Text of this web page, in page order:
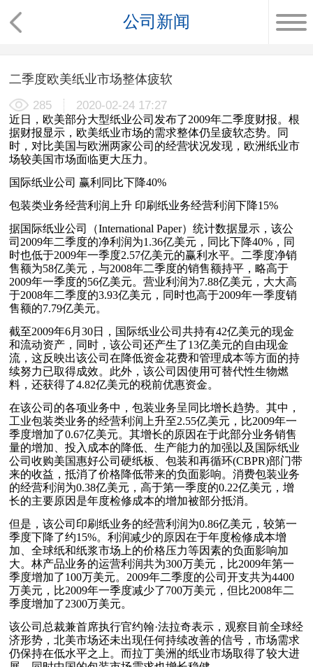
公司新闻
二季度欧美纸业市场整体疲软
285 2020-02-24 17:27
近日，欧美部分大型纸业公司发布了2009年二季度财报。根
据财报显示，欧美纸业市场的需求整体仍呈疲软态势。同
时，对比美国与欧洲两家公司的经营状况发现，欧洲纸业市
场较美国市场面临更大压力。
国际纸业公司 赢利同比下降40%
包装类业务经营利润上升 印刷纸业务经营利润下降15%
据国际纸业公司（International Paper）统计数据显示，该公
司2009年二季度的净利润为1.36亿美元，同比下降40%，同
时也低于2009年一季度2.57亿美元的赢利水平。二季度净销
售额为58亿美元，与2008年二季度的销售额持平，略高于
2009年一季度的56亿美元。营业利润为7.88亿美元，大大高
于2008年二季度的3.93亿美元，同时也高于2009年一季度销
售额的7.79亿美元。
截至2009年6月30日，国际纸业公司共持有42亿美元的现金
和流动资产，同时，该公司还产生了13亿美元的自由现金
流，这反映出该公司在降低资金花费和管理成本等方面的持
续努力已取得成效。此外，该公司因使用可替代性生物燃
料，还获得了4.82亿美元的税前优惠资金。
在该公司的各项业务中，包装业务呈同比增长趋势。其中，
工业包装类业务的经营利润上升至2.55亿美元，比2009年一
季度增加了0.67亿美元。其增长的原因在于此部分业务销售
量的增加、投入成本的降低、生产能力的加强以及国际纸业
公司收购美国惠好公司硬纸板、包装和再循环(CBPR)部门带
来的收益，抵消了价格降低带来的负面影响。消费包装业务
的经营利润为0.38亿美元，高于第一季度的0.22亿美元，增
长的主要原因是年度检修成本的增加被部分抵消。
但是，该公司印刷纸业务的经营利润为0.86亿美元，较第一
季度下降了约15%。利润减少的原因在于年度检修成本增
加、全球纸和纸浆市场上的价格压力等因素的负面影响加
大。林产品业务的运营利润共为300万美元，比2009年第一
季度增加了100万美元。2009年二季度的公司开支共为4400
万美元，比2009年一季度减少了700万美元，但比2008年二
季度增加了2300万美元。
该公司总裁兼首席执行官约翰·法拉奇表示，观察目前全球经
济形势，北美市场还未出现任何持续改善的信号，市场需求
仍保持在低水平之上。而拉丁美洲的纸业市场取得了较大进